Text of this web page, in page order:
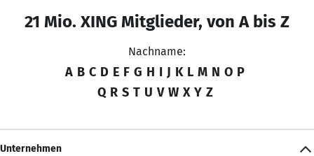
21 Mio. XING Mitglieder, von A bis Z
Nachname:
A B C D E F G H I J K L M N O P
Q R S T U V W X Y Z
Unternehmen